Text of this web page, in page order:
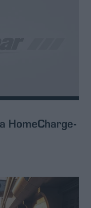
HomeCharge-